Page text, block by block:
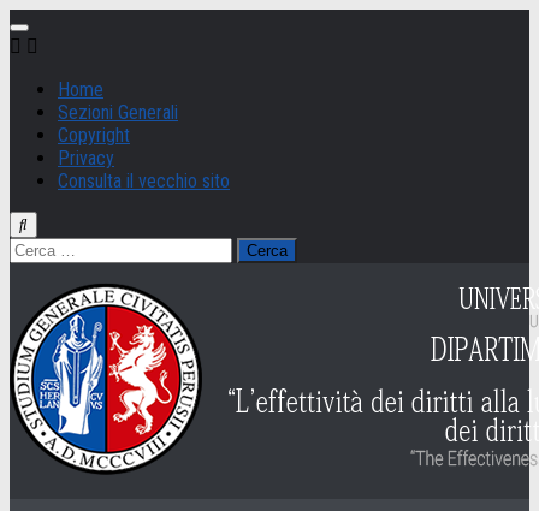
Salta
al
Home
Sezioni Generali
Copyright
Privacy
Consulta il vecchio sito
Ricerca
per: